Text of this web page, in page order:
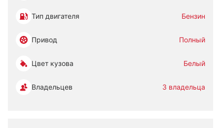
Тип двигателя Бензин
Привод Полный
Цвет кузова Белый
Владельцев 3 владельца